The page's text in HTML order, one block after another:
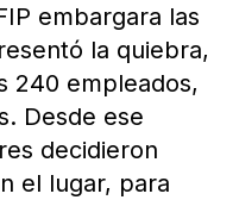
embargara las
la quiebra,
240 empleados,
Desde ese
decidieron
el lugar, para